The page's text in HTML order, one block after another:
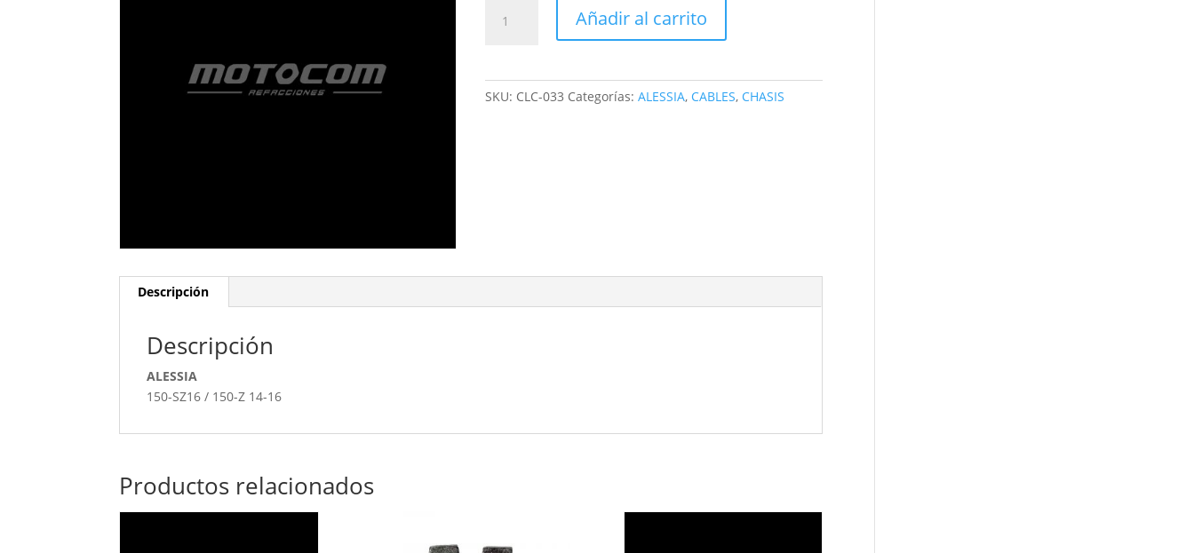
Añadir al carrito
SKU: CLC-033 Categorías:ALESSIA, CABLES, CHASIS
Descripción
Descripción
ALESSIA
150-SZ16 / 150-Z 14-16
Productos relacionados